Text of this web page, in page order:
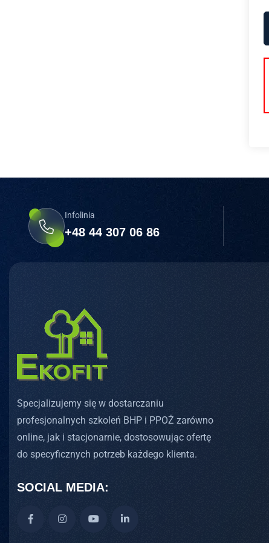
Infolinia
+48 44 307 06 86
Specjalizujemy się w dostarczaniu
profesjonalnych szkoleń BHP i PPOŻ zarówno
online, jak i stacjonarnie, dostosowując ofertę
do specyficznych potrzeb każdego klienta.
SOCIAL MEDIA: